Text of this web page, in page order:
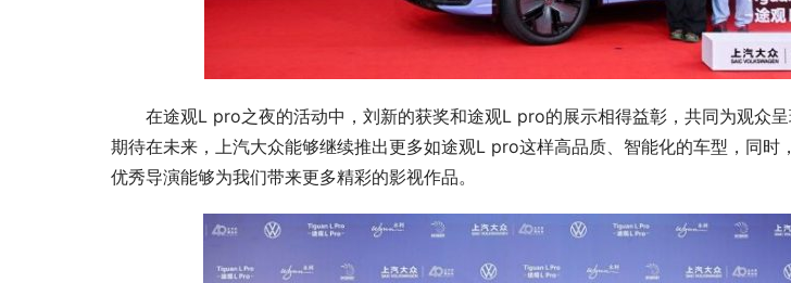
在途观L pro之夜的活动中，刘新的获奖和途观L pro的展示相得益彰，共同为观众
期待在未来，上汽大众能够继续推出更多如途观L pro这样高品质、智能化的车型，同时
优秀导演能够为我们带来更多精彩的影视作品。